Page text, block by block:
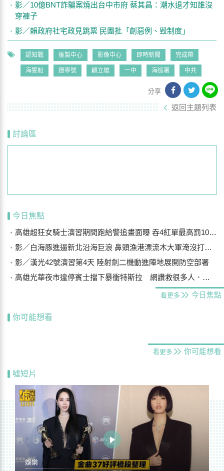
影／10億BNT詐騙案燒出台中市府 蔡其昌：潮水退才知誰沒
穿褲子
影／賴政府社宅政見跳票 民團批「創惡例、毀制度」
認知戰 後製中心 影像中心 即時新聞 完成帶
海警船 遼寧號 顧立雄 一中 海巡署 中共
分享
返回主題列表
討論區
今日焦點
高雄超狂女騎士演習期間跑給警追畫面曝 吞4紅單最高罰10萬被送醫
影／白海豚進逼新北沿海巨浪 鼻頭漁港漂流木大軍淹沒打上岸
影／漢光42號演習第4天 陸射劍二機動進陣地展開防空部署
高雄光華夜市違停賓士擋下暴衝特斯拉 網讚救很多人．．車主曝光是他
看更多 今日焦點
你可能想看
看更多 你可能想看
噓短片
娛樂